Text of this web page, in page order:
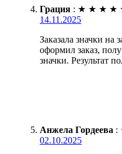
Грация : ★ ★ ★ ★
14.11.2025
Заказала значки на
оформил заказ,
значки. Результат
Анжела Гордеева :
02.10.2025